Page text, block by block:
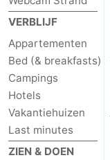
VERBLIJF
Appartementen
Bed (& breakfasts)
Campings
Hotels
Vakantiehuizen
Last minutes
ZIEN & DOEN